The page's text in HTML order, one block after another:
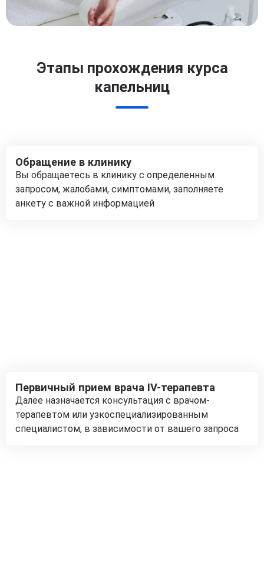
Этапы прохождения курса
капельниц
Обращение в клинику
Вы обращаетесь в клинику с определенным
запросом, жалобами, симптомами, заполняете
анкету с важной информацией
Первичный прием врача IV-терапевта
Далее назначается консультация с врачом-
терапевтом или узкоспециализированным
специалистом, в зависимости от вашего запроса